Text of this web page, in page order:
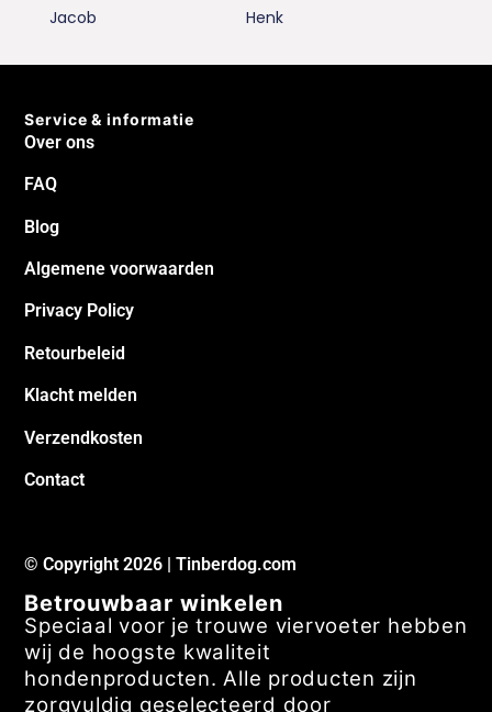
Jacob
Henk
Service & informatie
Over ons
FAQ
Blog
Algemene voorwaarden
Privacy Policy
Retourbeleid
Klacht melden
Verzendkosten
Contact
© Copyright 2026 | Tinberdog.com
Betrouwbaar winkelen
Speciaal voor je trouwe viervoeter hebben
wij de hoogste kwaliteit
hondenproducten. Alle producten zijn
zorgvuldig geselecteerd door